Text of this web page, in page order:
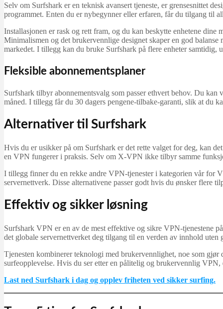
Selv om Surfshark er en teknisk avansert tjeneste, er grensesnittet
programmet. Enten du er nybegynner eller erfaren, får du tilgang til
Installasjonen er rask og rett fram, og du kan beskytte enhetene
Minimalismen og det brukervennlige designet skaper en god
markedet. I tillegg kan du bruke Surfshark på flere enheter samtidig,
Fleksible abonnementsplaner
Surfshark tilbyr abonnementsvalg som passer ethvert behov. Du
måned. I tillegg får du 30 dagers pengene-tilbake-garanti, slik at du
Alternativer til Surfshark
Hvis du er usikker på om Surfshark er det rette valget for deg, kan
en VPN fungerer i praksis. Selv om X-VPN ikke tilbyr samme
I tillegg finner du en rekke andre VPN-tjenester i kategorien vår for
servernettverk. Disse alternativene passer godt hvis du ønsker flere
Effektiv og sikker løsning
Surfshark VPN er en av de mest effektive og sikre VPN‑tjenestene
det globale servernettverket deg tilgang til en verden av innhold uten
Tjenesten kombinerer teknologi med brukervennlighet, noe som
surfeopplevelse. Hvis du ser etter en pålitelig og brukervennlig
Last ned Surfshark i dag og opplev friheten ved sikker surfing.